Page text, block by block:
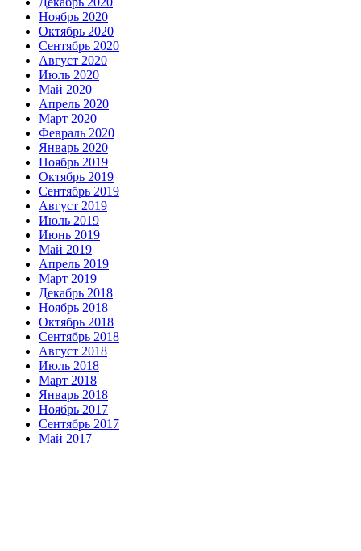
Ноябрь 2020
Октябрь 2020
Сентябрь 2020
Август 2020
Июль 2020
Май 2020
Апрель 2020
Март 2020
Февраль 2020
Январь 2020
Ноябрь 2019
Октябрь 2019
Сентябрь 2019
Август 2019
Июль 2019
Июнь 2019
Май 2019
Апрель 2019
Март 2019
Декабрь 2018
Ноябрь 2018
Октябрь 2018
Сентябрь 2018
Август 2018
Июль 2018
Март 2018
Январь 2018
Ноябрь 2017
Сентябрь 2017
Май 2017